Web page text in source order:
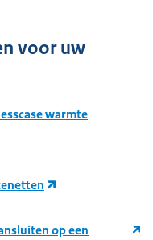
voor uw
warmte
op een